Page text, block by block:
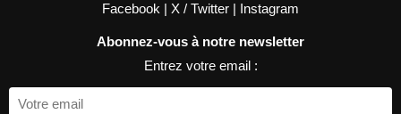
Facebook | X / Twitter | Instagram
Abonnez-vous à notre newsletter
Entrez votre email :